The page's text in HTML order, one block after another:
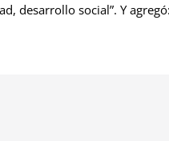
desarrollo social”. Y